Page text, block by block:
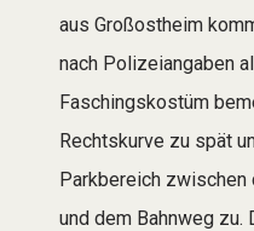
aus Großostheim
nach Polizeiangaben
Faschingskostüm
Rechtskurve zu spät
Parkbereich zwischen
und dem Bahnweg zu.